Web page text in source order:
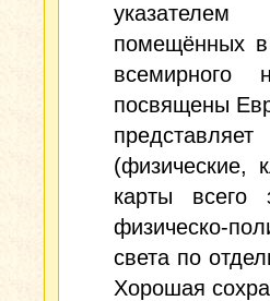
указателем
помещённых
всемирного
посвящены
(физические,
карты всего
физическо-
света по
Хорошая